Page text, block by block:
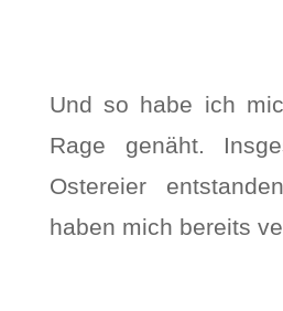
Und so habe ich
Rage genäht.
Ostereier
haben mich bereits